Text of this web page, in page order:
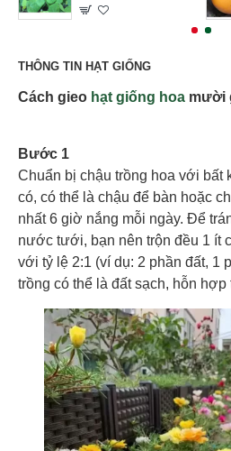
THÔNG TIN HẠT GIỐNG
Cách gieo hạt giống hoa mười
Bước 1
Chuẩn bị chậu trồng hoa với bất
có, có thể là chậu để bàn hoặc
nhất 6 giờ nắng mỗi ngày. Để
nước tưới, bạn nên trộn đều 1 ít
với tỷ lệ 2:1 (ví dụ: 2 phần đất, 1
trồng có thể là đất sạch, hỗn